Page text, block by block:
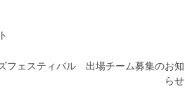
フェスティバル 出場チーム募集のお知
らせ